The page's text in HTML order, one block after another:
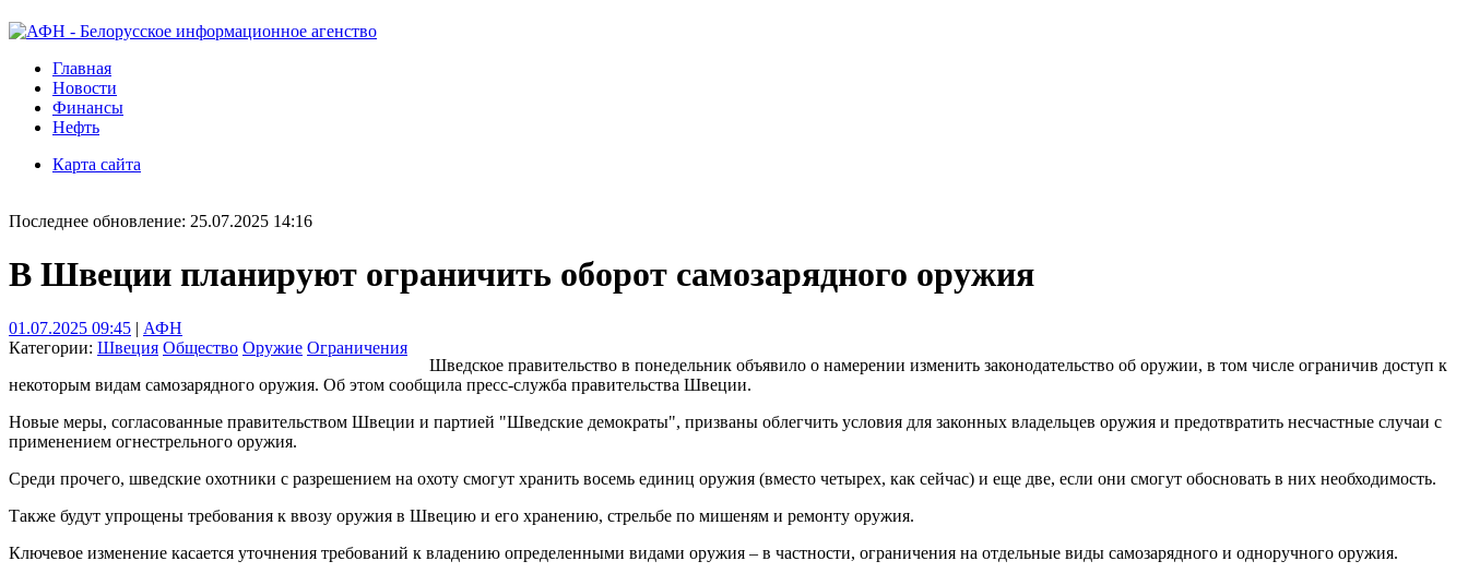
Главная
Новости
Финансы
Нефть
Карта сайта
Последнее обновление: 25.07.2025 14:16
В Швеции планируют ограничить оборот самозарядного оружия
01.07.2025 09:45 | АФН
Категории: Швеция Общество Оружие Ограничения
Шведское правительство в понедельник объявило о намерении изменить законодательство об оружии, в том числе ограничив доступ к
некоторым видам самозарядного оружия. Об этом сообщила пресс-служба правительства Швеции.
Новые меры, согласованные правительством Швеции и партией "Шведские демократы", призваны облегчить условия для законных владельцев оружия и предотвратить несчастные случаи с
применением огнестрельного оружия.
Среди прочего, шведские охотники с разрешением на охоту смогут хранить восемь единиц оружия (вместо четырех, как сейчас) и еще две, если они смогут обосновать в них необходимость.
Также будут упрощены требования к ввозу оружия в Швецию и его хранению, стрельбе по мишеням и ремонту оружия.
Ключевое изменение касается уточнения требований к владению определенными видами оружия – в частности, ограничения на отдельные виды самозарядного и одноручного оружия.